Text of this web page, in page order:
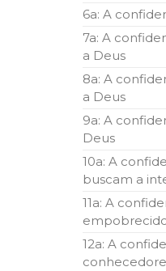
6a: A
7a: A
a Deus
8a: A
a Deus
9a: A
Deus
10a: A
buscam a
11a: A
12a: A